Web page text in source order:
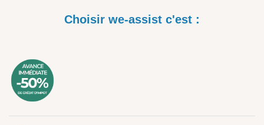
Choisir we-assist c'est :